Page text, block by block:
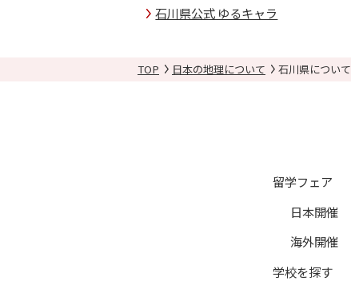
石川県公式 ゆるキャラ
TOP 日本の地理について 石川県について
留学フェア
日本開催
海外開催
学校を探す